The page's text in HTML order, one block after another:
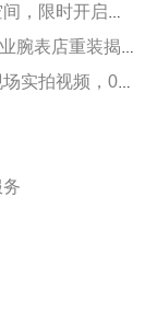
启，快来打卡！
表店重装揭幕
频，0距离看表